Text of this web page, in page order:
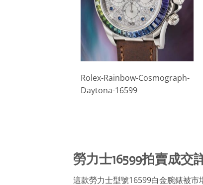
Rolex-Rainbow-Cosmograph-
Daytona-16599
勞力士16599拍賣成交
這款勞力士型號16599白金腕錶被